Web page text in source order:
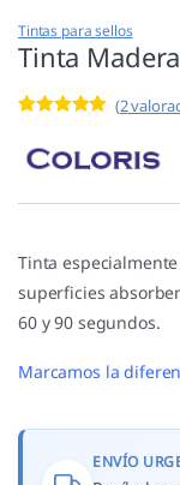
Tintas para sellos
Tinta
5.00
base a
(2
Tinta
superficies
60 y 90 segundos.
Marcamos la
ENVÍO